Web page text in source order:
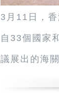
3月11日，
自33個國家
議展出的海